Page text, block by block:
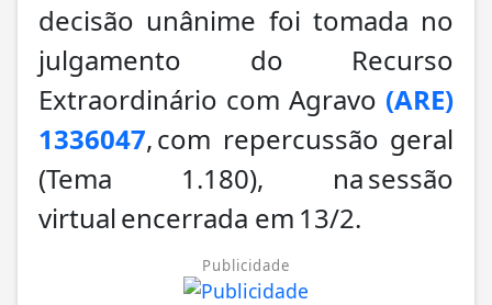
decisão unânime foi tomada no
julgamento do Recurso
Extraordinário com Agravo (ARE)
1336047, com repercussão geral
(Tema 1.180), na sessão
virtual encerrada em 13/2.
Publicidade